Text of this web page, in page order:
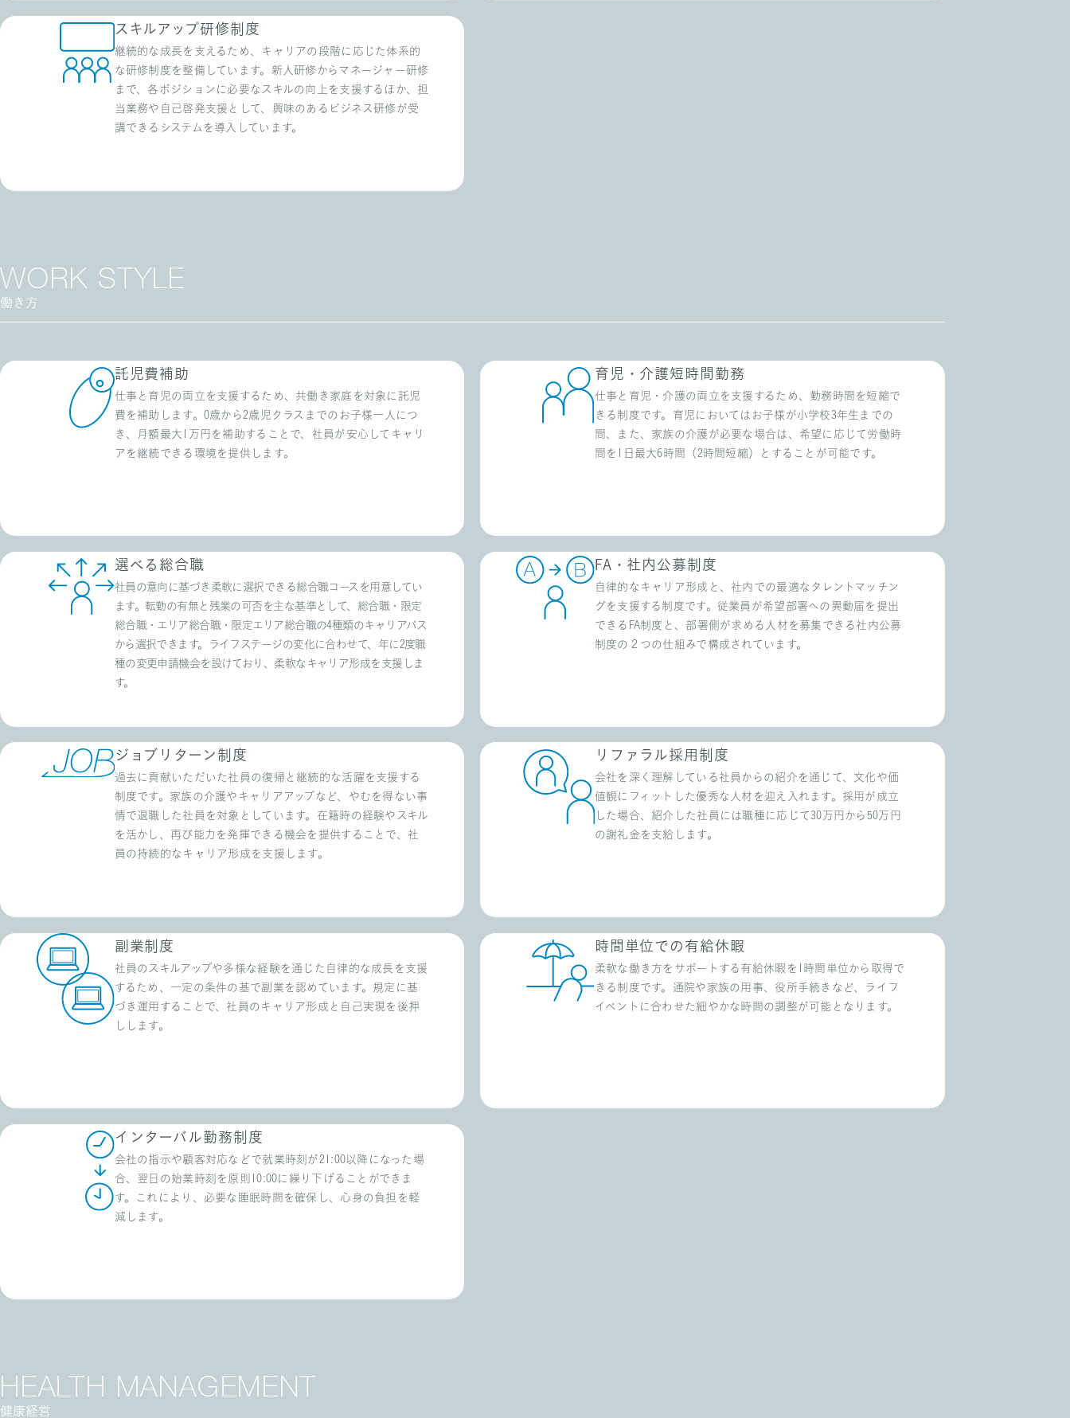
スキルアップ研修制度
継続的な成長を支えるため、キャリアの段階に応じた体系的
な研修制度を整備しています。新人研修からマネージャー研修
まで、各ポジションに必要なスキルの向上を支援するほか、担
当業務や自己啓発支援として、興味のあるビジネス研修が受
講できるシステムを導入しています。
WORK STYLE
働き方
託児費補助
仕事と育児の両立を支援するため、共働き家庭を対象に託児
費を補助します。0歳から2歳児クラスまでのお子様一人につ
き、月額最大1万円を補助することで、社員が安心してキャリ
アを継続できる環境を提供します。
育児・介護短時間勤務
仕事と育児・介護の両立を支援するため、勤務時間を短縮で
きる制度です。育児においてはお子様が小学校3年生までの
間、また、家族の介護が必要な場合は、希望に応じて労働時
間を1日最大6時間（2時間短縮）とすることが可能です。
選べる総合職
社員の意向に基づき柔軟に選択できる総合職コースを用意してい
ます。転勤の有無と残業の可否を主な基準として、総合職・限定
総合職・エリア総合職・限定エリア総合職の4種類のキャリアパス
から選択できます。ライフステージの変化に合わせて、年に2度職
種の変更申請機会を設けており、柔軟なキャリア形成を支援しま
す。
FA・社内公募制度
自律的なキャリア形成と、社内での最適なタレントマッチン
グを支援する制度です。従業員が希望部署への異動届を提出
できるFA制度と、部署側が求める人材を募集できる社内公募
制度の２つの仕組みで構成されています。
ジョブリターン制度
過去に貢献いただいた社員の復帰と継続的な活躍を支援する
制度です。家族の介護やキャリアアップなど、やむを得ない事
情で退職した社員を対象としています。在籍時の経験やスキル
を活かし、再び能力を発揮できる機会を提供することで、社
員の持続的なキャリア形成を支援します。
リファラル採用制度
会社を深く理解している社員からの紹介を通じて、文化や価
値観にフィットした優秀な人材を迎え入れます。採用が成立
した場合、紹介した社員には職種に応じて30万円から50万円
の謝礼金を支給します。
副業制度
社員のスキルアップや多様な経験を通じた自律的な成長を支援
するため、一定の条件の基で副業を認めています。規定に基
づき運用することで、社員のキャリア形成と自己実現を後押
しします。
時間単位での有給休暇
柔軟な働き方をサポートする有給休暇を1時間単位から取得で
きる制度です。通院や家族の用事、役所手続きなど、ライフ
イベントに合わせた細やかな時間の調整が可能となります。
インターバル勤務制度
会社の指示や顧客対応などで就業時刻が21:00以降になった場
合、翌日の始業時刻を原則10:00に繰り下げることができま
す。これにより、必要な睡眠時間を確保し、心身の負担を軽
減します。
HEALTH MANAGEMENT
健康経営